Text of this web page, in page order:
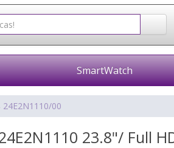
SmartWatch
24E2N1110/00
23.8"/ Full